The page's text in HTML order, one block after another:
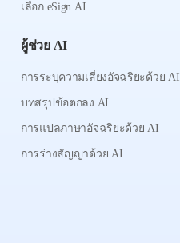
เลือก eSign.AI
ผู้ช่วย AI
การระบุความเสี่ยงอัจฉริยะด้วย AI
บทสรุปข้อตกลง AI
การแปลภาษาอัจฉริยะด้วย AI
การร่างสัญญาด้วย AI